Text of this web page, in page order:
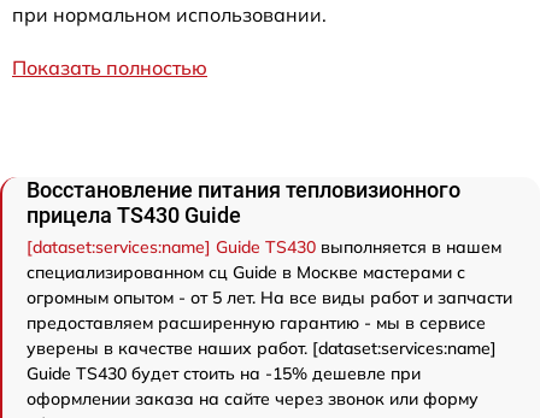
при нормальном использовании.
Показать полностью
Восстановление питания тепловизионного
прицела TS430 Guide
[dataset:services:name] Guide TS430 выполняется в нашем
специализированном сц Guide в Москве мастерами с
огромным опытом - от 5 лет. На все виды работ и запчасти
предоставляем расширенную гарантию - мы в сервисе
уверены в качестве наших работ. [dataset:services:name]
Guide TS430 будет стоить на -15% дешевле при
оформлении заказа на сайте через звонок или форму